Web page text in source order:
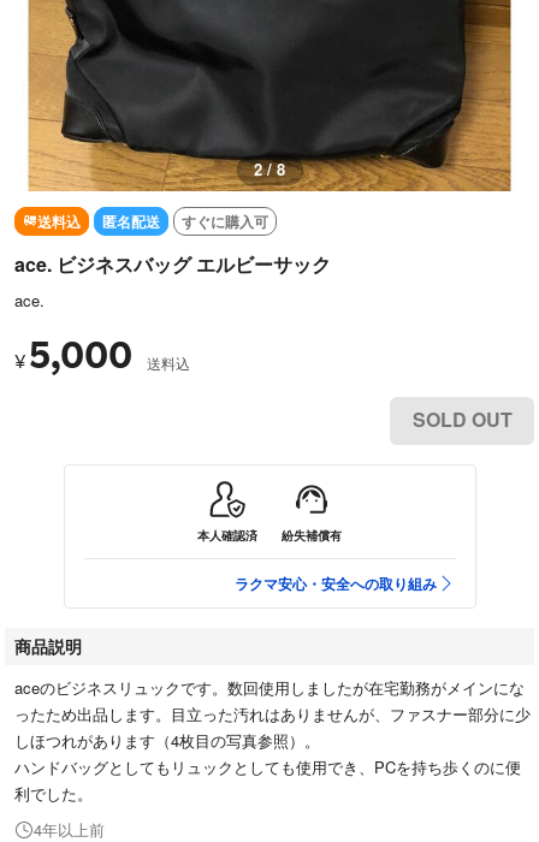
3 / 8
送料込 匿名配送 すぐに購入可
ace. ビジネスバッグ エルビーサック
ace.
¥ 5,000 送料込
SOLD OUT
本人確認済 紛失補償有
ラクマ安心・安全への取り組み
商品説明
aceのビジネスリュックです。数回使用しましたが在宅勤務がメインにな
ったため出品します。目立った汚れはありませんが、ファスナー部分に少
しほつれがあります（4枚目の写真参照）。
ハンドバッグとしてもリュックとしても使用でき、PCを持ち歩くのに便
利でした。
4年以上前